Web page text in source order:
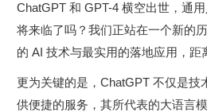
ChatGPT 和 GPT-4 横空出世，通
将来临了吗？我们正站在一个新的
的 AI 技术与最实用的落地应用，距
更为关键的是，ChatGPT 不仅是技
供便捷的服务，其所代表的大语言